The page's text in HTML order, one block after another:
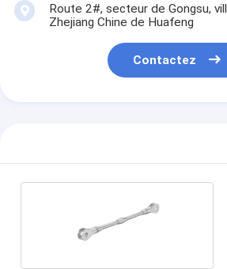
Route 2#, secteur de Gongsu,
Zhejiang Chine de Huafeng
Contactez